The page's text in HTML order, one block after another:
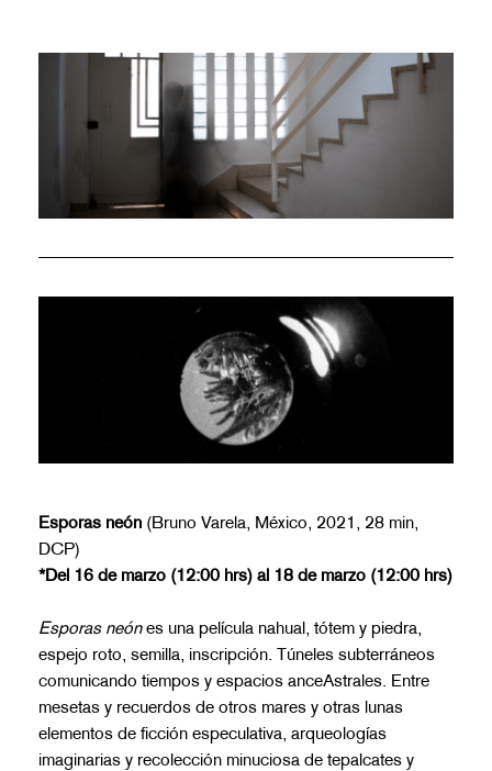
Esporas neón (Bruno Varela, México, 2021, 28 min,
DCP)
*Del 16 de marzo (12:00 hrs) al 18 de marzo (12:00 hrs)
Esporas neón es una película nahual, tótem y piedra,
espejo roto, semilla, inscripción. Túneles subterráneos
comunicando tiempos y espacios anceAstrales. Entre
mesetas y recuerdos de otros mares y otras lunas
elementos de ficción especulativa, arqueologías
imaginarias y recolección minuciosa de tepalcates y